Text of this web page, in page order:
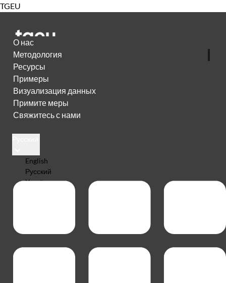
TGEU
О нас
Методология
Ресурсы
Примеры
Визуализация данных
Примите меры
Свяжитесь с нами
English
Русский
Українська